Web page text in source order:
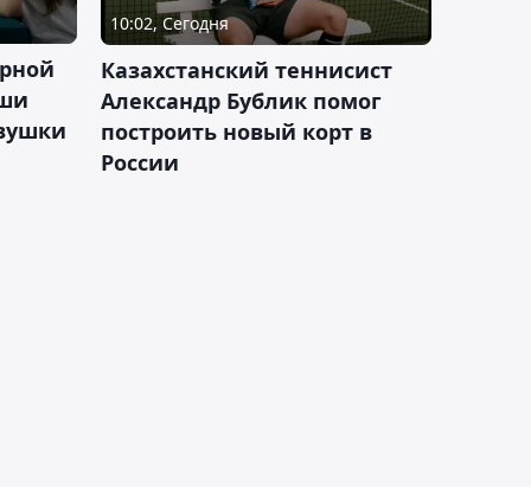
10:02, Сегодня
Казахстанский теннисист
Александр Бублик помог
построить новый корт в
России